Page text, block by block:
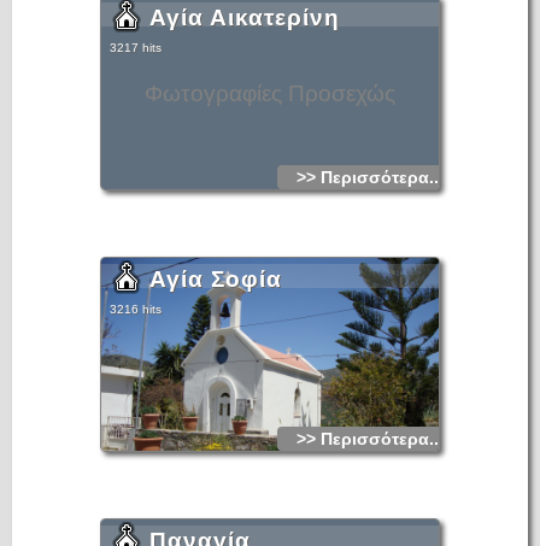
Φωτογραφίες Προσεχώς
Αγία Αικατερίνη
3217 hits
>> Περισσότερα...
Αγία Σοφία
3216 hits
>> Περισσότερα...
Παναγία